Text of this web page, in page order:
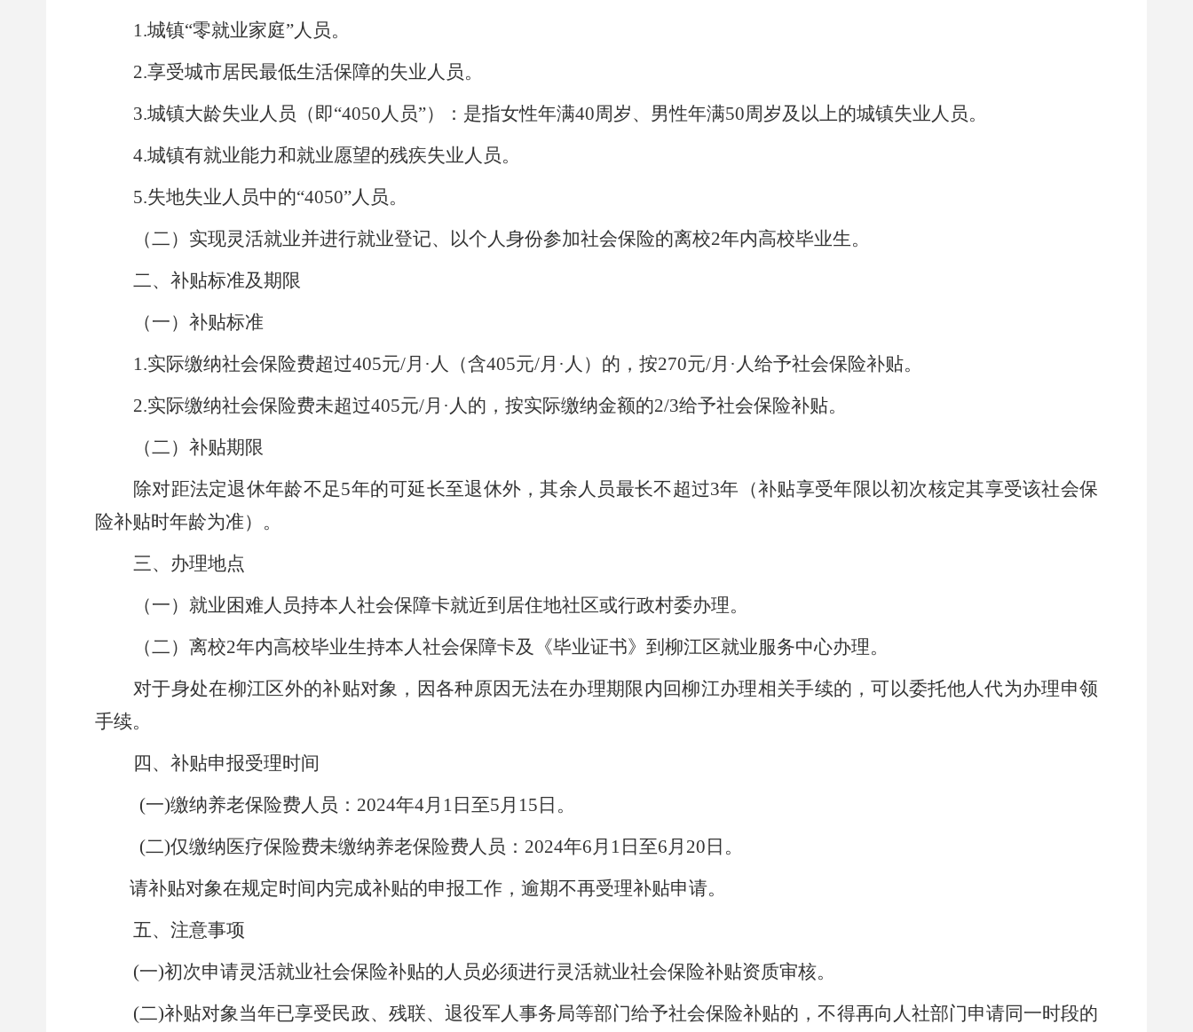
1.城镇“零就业家庭”人员。
2.享受城市居民最低生活保障的失业人员。
3.城镇大龄失业人员 （即“4050人员”）： 是指女性年满40周岁、男性年满50周岁及以上的城镇失业人员。
4.城镇有就业能力和就业愿望的残疾失业人员。
5.失地失业人员中的“4050”人员。
（二） 实现灵活就业并进行就业登记、以个人身份参加社会保险的离校2年内高校毕业生。
二、 补贴标准及期限
（一） 补贴标准
1.实际缴纳社会保险费超过405元/月 · 人 （含405元/月 · 人 ） 的，按270元/月 · 人给予社会保险补贴。
2.实际缴纳社会保险费未超过405元/月 · 人的，按实际缴纳金额的2/3给予社会保险补贴。
（二） 补贴期限
除对距法定退休年龄不足5年的可延长至退休外，其余人员最长不超过3年 （补贴享受年限以初次核定其享受该社会保
险补贴时年龄为准） 。
三、办理地点
（一） 就业困难人员持本人社会保障卡就近到居住地社区或行政村委办理。
（二） 离校2年内高校毕业生持本人社会保障卡及《毕业证书》到柳江区就业服务中心办理。
对于身处在柳江区外的补贴对象，因各种原因无法在办理期限内回柳江办理相关手续的，可以委托他人代为办理申领
手续。
四、补贴申报受理时间
(一)缴纳养老保险费人员 ： 2024年4月 1 日至5月 15 日 。
(二)仅缴纳医疗保险费未缴纳养老保险费人员 ： 2024年6月 1 日至6月 20 日。
请补贴对象在规定时间内完成补贴的申报工作，逾期不再受理补贴申请。
五、注意事项
(一)初次申请灵活就业社会保险补贴的人员必须进行灵活就业社会保险补贴资质审核。
(二)补贴对象当年已享受民政、残联、退役军人事务局等部门给予社会保险补贴的，不得再向人社部门申请同一时段的